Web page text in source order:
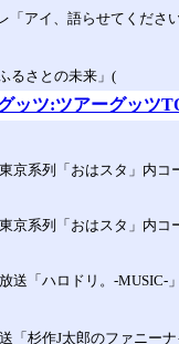
「アイ、語らせてくださ
るさとの未来」(
ッツ:ツアーグッツ
京系列「おはスタ」内
京系列「おはスタ」内
送「ハロドリ。-MUSIC-」
「杉作J太郎のファニー